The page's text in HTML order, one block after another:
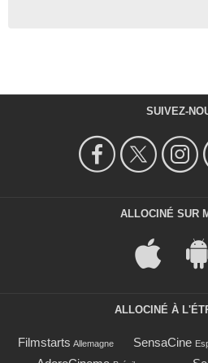
SUIVEZ-
ALLOCINÉ SUR
ALLOCINÉ À
Filmstarts Allemagne SensaCine